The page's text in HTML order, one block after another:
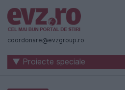
Știri
naționale
internaționale
coordonare@evzgroup.ro
▼ Proiecte speciale